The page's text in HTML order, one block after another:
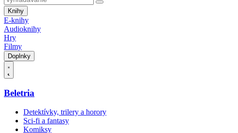
Knihy
E-knihy
Audioknihy
Hry
Filmy
Doplnky
Beletria
Detektívky, trilery a horory
Sci-fi a fantasy
Komiksy